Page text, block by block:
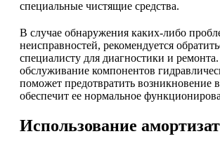
специальные чистящие средства.
В случае обнаружения каких-либо
неисправностей, рекомендуется
специалисту для диагностики и
обслуживание компонентов
поможет предотвратить возникновение
обеспечит ее нормальное
Использование